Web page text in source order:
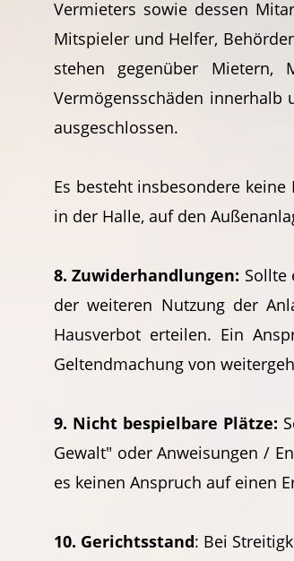
Vermieters sowie dessen
Mitspieler und Helfer,
stehen gegenüber Mietern,
Vermögensschäden
ausgeschlossen.
Es besteht insbesondere
in der Halle, auf den
8. Zuwiderhandlungen: Sollte
der weiteren Nutzung der
Hausverbot erteilen. Ein
Geltendmachung von
9. Nicht bespielbare Plätze:
Gewalt" oder Anweisungen /
es keinen Anspruch auf einen
10. Gerichtsstand: Bei